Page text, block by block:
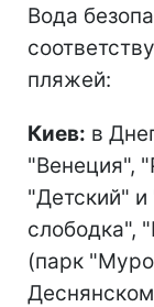
Вода
пляжей:
Киев: в
"Венеция",
"Детский"
слободка",
(парк